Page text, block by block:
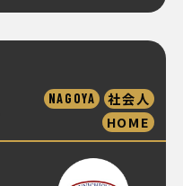
NAGOYA
社会人
HOME